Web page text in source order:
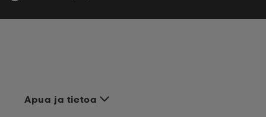
Apua ja tietoa